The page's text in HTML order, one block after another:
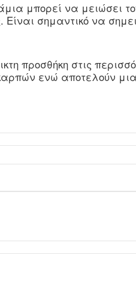
μπορεί να μειώσει
σημαντικό να
προσθήκη στις
ενώ αποτελούν